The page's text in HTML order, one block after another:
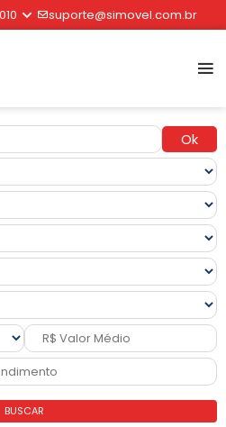
suporte@simovel.com.br
Ok
BUSCAR